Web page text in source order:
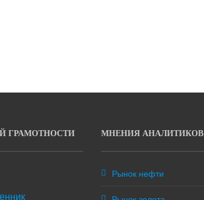
ГРАМОТНОСТИ МНЕНИЯ АНАЛИТИКОВ
Рынок нефти